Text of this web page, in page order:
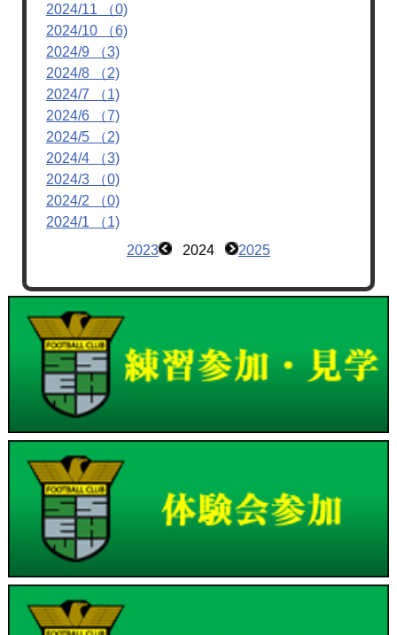
2024/11 （0)
2024/10 （6)
2024/9 （3)
2024/8 （2)
2024/7 （1)
2024/6 （7)
2024/5 （2)
2024/4 （3)
2024/3 （0)
2024/2 （0)
2024/1 （1)
2023
2024 2025